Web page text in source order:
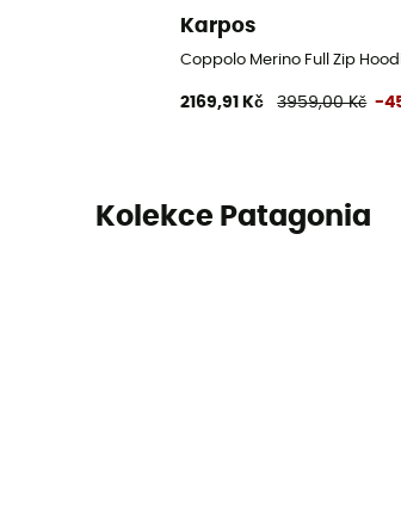
Karpos
Coppolo Merino Full Zip
2169,91 Kč 3959,00 Kč -
Kolekce Patagonia